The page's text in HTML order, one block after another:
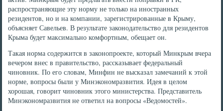
распространяющие эту норму не только на иностранных
резидентов, но и на компании, зарегистрированные в Крыму,
объясняет Савельев. В результате законодательство для резидентов
Крыма будет максимально комфортным, обещает он.
Такая норма содержится в законопроекте, который Минкрым вчера
вечером внес в правительство, рассказывает федеральный
чиновник. По его словам, Минфин не высказал замечаний к этой
норме, вопросы были у Минэкономразвития. Идея в целом
хорошая, говорит чиновник этого министерства. Представитель
Минэкономразвития не ответил на вопросы «Ведомостей».